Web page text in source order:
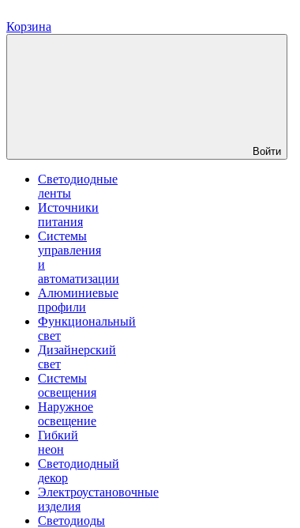
Корзина
Войти
Светодиодные
ленты
Источники
питания
Системы
управления
и
автоматизации
Алюминиевые
профили
Функциональный
свет
Дизайнерский
свет
Системы
освещения
Наружное
освещение
Гибкий
неон
Светодиодный
декор
Электроустановочные
изделия
Светодиоды